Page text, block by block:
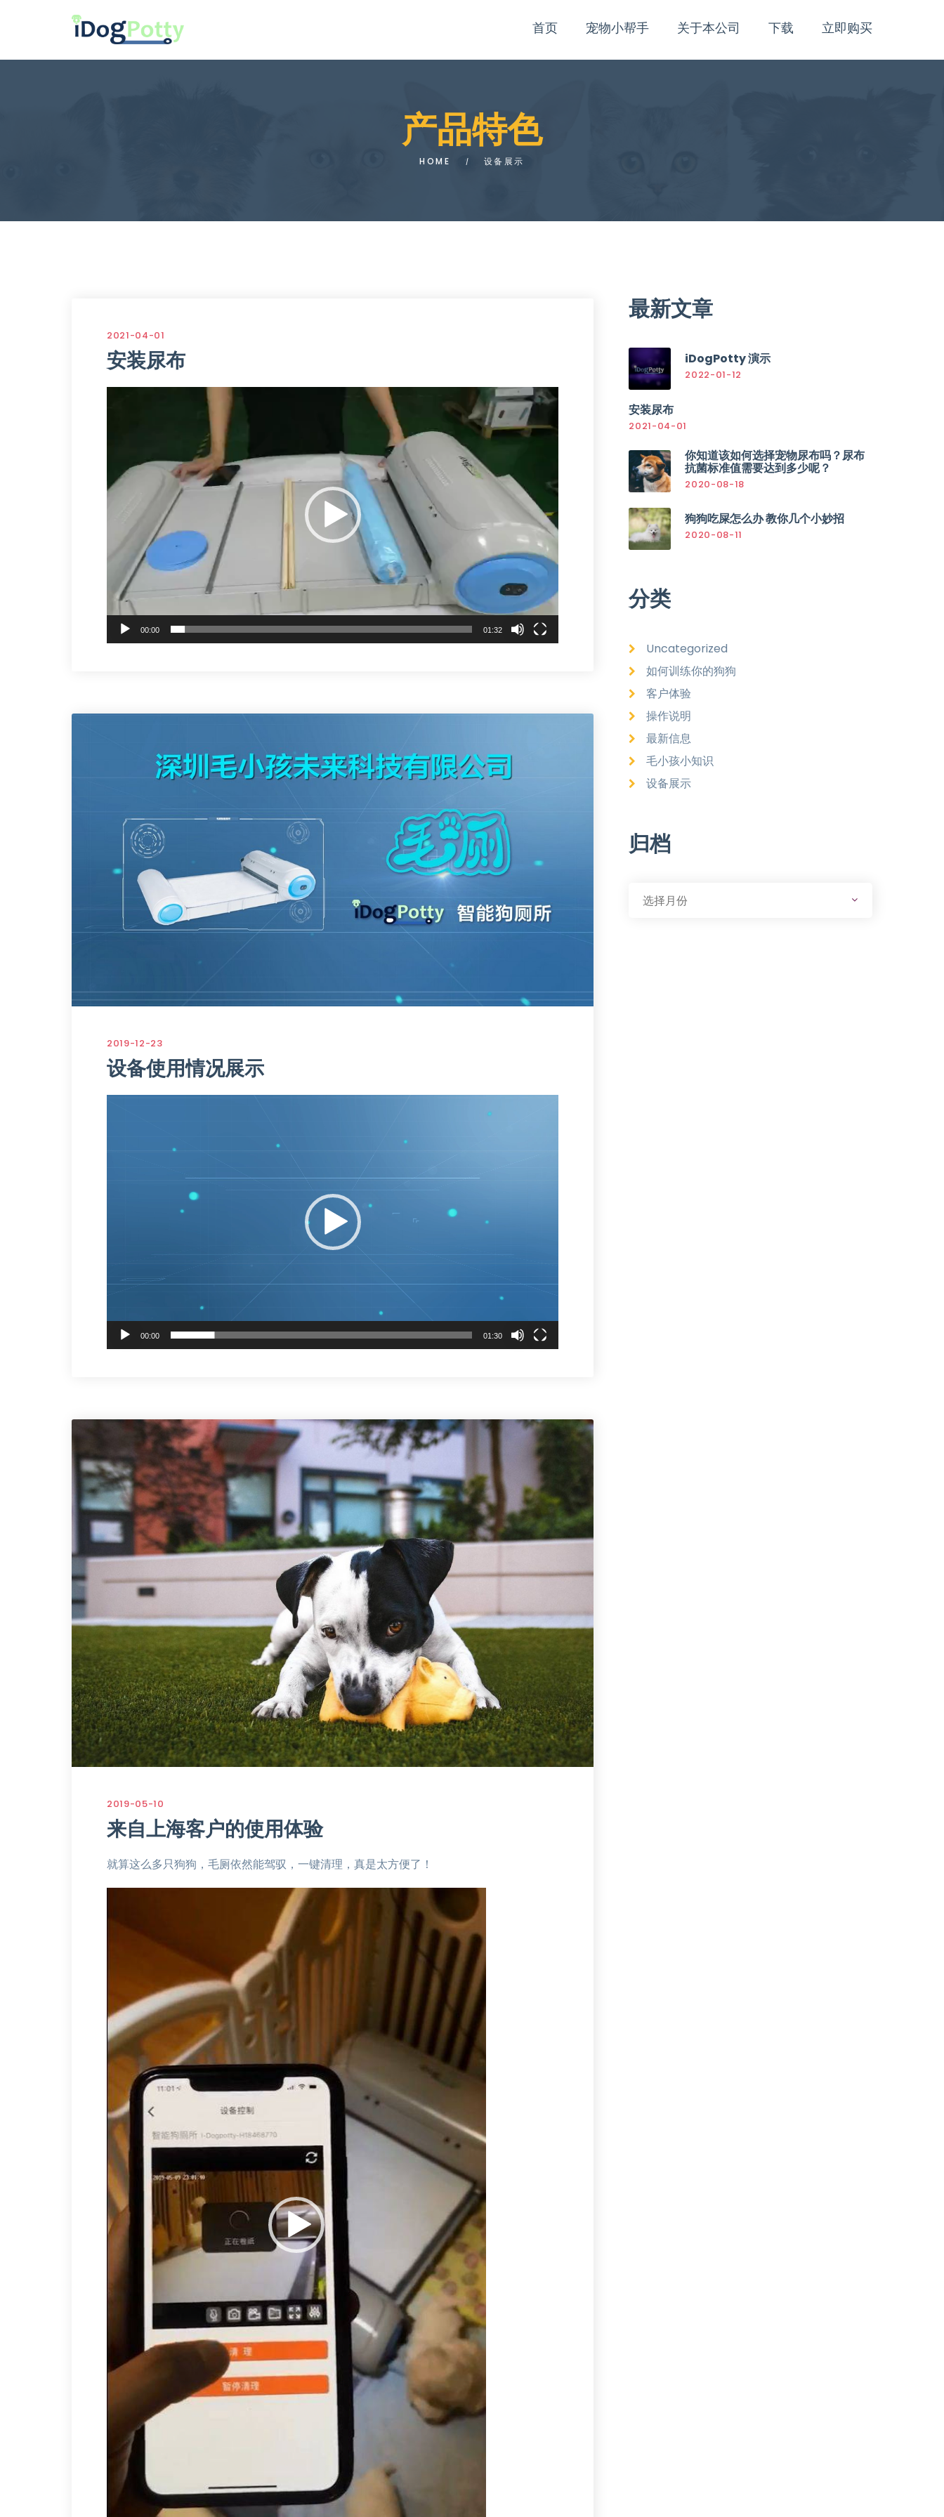
首页 宠物小帮手 关于本公司 下载 立即购买
产品特色
HOME 设备展示
2021-04-01
安装尿布
00:00 01:32
2019-12-23
设备使用情况展示
00:00 01:30
2019-05-10
来自上海客户的使用体验
就算这么多只狗狗，毛厕依然能驾驭，一键清理，真是太方便了！
视
频
放
最新文章
iDogPotty 演示
2022-01-12
安装尿布
2021-04-01
你知道该如何选择宠物尿布吗？尿布
抗菌标准值需要达到多少呢？
2020-08-18
狗狗吃屎怎么办 教你几个小妙招
2020-08-11
分类
Uncategorized
如何训练你的狗狗
客户体验
操作说明
最新信息
毛小孩小知识
设备展示
归档